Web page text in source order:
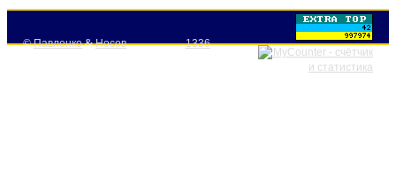
©Павленко&Носов 1336